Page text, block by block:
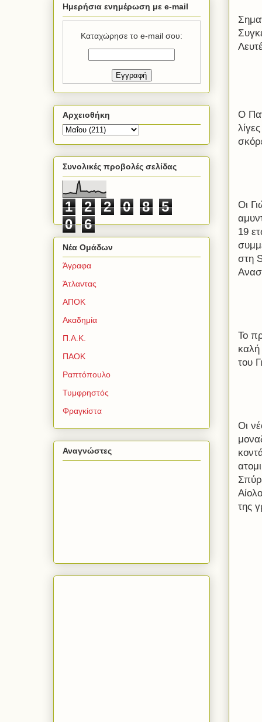
Ο
Οι
19
στη
Το
του
Οι
της
Ημερήσια ενημέρωση με e-mail
Καταχώρησε το e-mail σου:
Αρχειοθήκη
Συνολικές προβολές σελίδας
1 2 2 0 8
5
0
6
Νέα Ομάδων
Άγραφα
Άτλαντας
ΑΠΟΚ
Ακαδημία
Π.Α.Κ.
ΠΑΟΚ
Ραπτόπουλο
Τυμφρηστός
Φραγκίστα
Αναγνώστες